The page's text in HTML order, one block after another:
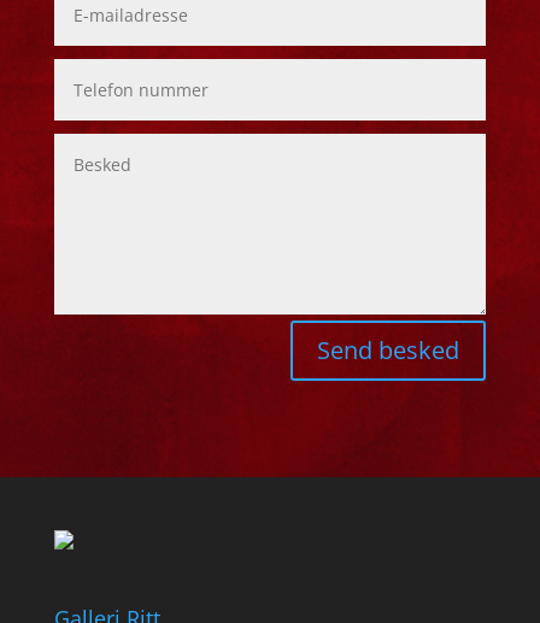
Send besked